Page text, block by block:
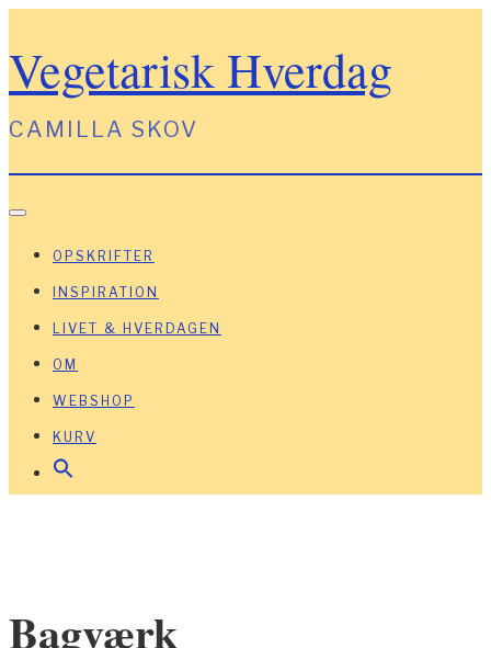
Vegetarisk Hverdag
CAMILLA SKOV
OPSKRIFTER
INSPIRATION
LIVET & HVERDAGEN
OM
WEBSHOP
KURV
Bagværk